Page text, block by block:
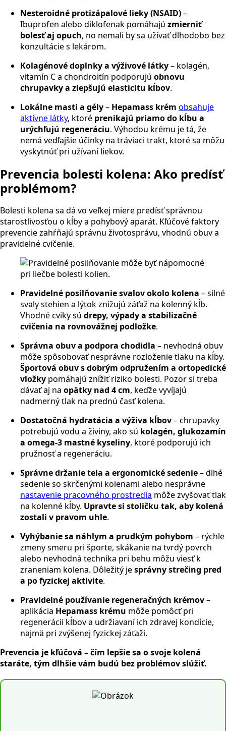
Nesteroidné protizápalové lieky (NSAID)–
Ibuprofen alebo diklofenak pomáhajú zmierniť
bolesť aj opuch, no nemali by sa užívať dlhodobo bez
konzultácie s lekárom.
Kolagénové doplnky a výživové látky– kolagén,
vitamín C a chondroitín podporujú obnovu
chrupavky a zlepšujú elasticitu kĺbov.
Lokálne masti a gély– Hepamass krém obsahuje
aktívne látky, ktoré prenikajú priamo do kĺbu a
urýchľujú regeneráciu. Výhodou krému je tá, že
nemá vedľajšie účinky na tráviaci trakt, ktoré sa môžu
vyskytnúť pri užívaní liekov.
Prevencia bolesti kolena: Ako predísť
problémom?
Bolesti kolena sa dá vo veľkej miere predísť správnou
starostlivosťou o kĺby a pohybový aparát. Kľúčové faktory
prevencie zahŕňajú správnu životosprávu, vhodnú obuv a
pravidelné cvičenie.
Pravidelné posilňovanie svalov okolo kolena – silné
svaly stehien a lýtok znižujú záťaž na kolenný kĺb.
Vhodné cviky sú drepy, výpady a stabilizačné
cvičenia na rovnovážnej podložke.
Správna obuv a podpora chodidla – nevhodná obuv
môže spôsobovať nesprávne rozloženie tlaku na kĺby.
Športová obuv s dobrým odpružením a ortopedické
vložky pomáhajú znížiť riziko bolesti. Pozor si treba
dávať aj na opätky nad 4 cm, keďže vyvíjajú
nadmerný tlak na prednú časť kolena.
Dostatočná hydratácia a výživa kĺbov– chrupavky
potrebujú vodu a živiny, ako sú kolagén, glukozamín
a omega-3 mastné kyseliny, ktoré podporujú ich
pružnosť a regeneráciu.
Správne držanie tela a ergonomické sedenie– dlhé
sedenie so skrčenými kolenami alebo nesprávne
nastavenie pracovného prostredia môže zvyšovať tlak
na kolenné kĺby. Upravte si stoličku tak, aby kolená
zostali v pravom uhle.
Vyhýbanie sa náhlym a prudkým pohybom – rýchle
zmeny smeru pri športe, skákanie na tvrdý povrch
alebo nevhodná technika pri behu môžu viesť k
zraneniam kolena. Dôležitý jesprávny strečing pred
a po fyzickej aktivite.
Pravidelné používanie regeneračných krémov–
aplikácia Hepamass krému môže pomôcť pri
regenerácii kĺbov a udržiavaní ich zdravej kondície,
najmä pri zvýšenej fyzickej záťaži.
Prevencia je kľúčová – čím lepšie sa o svoje kolená
staráte, tým dlhšie vám budú bez problémov slúžiť.